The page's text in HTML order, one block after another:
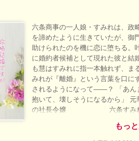
六条商事の一人娘・すみれは、政
を諦めたように生きていたが、御
助けられたのを機に恋に堕ちる。
に婚約者候補として現れた彼と結
も慧はすみれに指一本触れず、ま
みれが『離婚』という言葉を口に
されるようになって――？ 「あん
抱いて、壊しそうになるから」
の社長令嬢 六条す
× 御門ホールディング
御門慧(32) Keiもっ